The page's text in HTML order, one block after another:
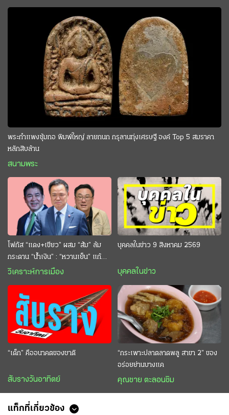
พระกำแพงซุ้มกอ พิมพ์ใหญ่ ลายกนก กรุลานทุ่งเศรษฐี องค์ Top 5 สมราคา
หลักสิบล้าน
สนามพระ
โฟกัส “แดง+เขียว” ผสม “ส้ม” ล้ม
กระดาน “นํ้าเงิน” : “หวานเย็น” แก้
กระหาย “อนุทิน” ดักตีกินสบาย
วิเคราะห์การเมือง
บุคคลในข่าว 9 สิงหาคม 2569
บุคคลในข่าว
“เด็ก” คืออนาคตของชาติ
สับรางวันอาทิตย์
“กระเพาะปลาตลาดพลู สาขา 2” ของ
อร่อยย่านบางแค
คุณชาย ตะลอนชิม
แท็กที่เกี่ยวข้อง